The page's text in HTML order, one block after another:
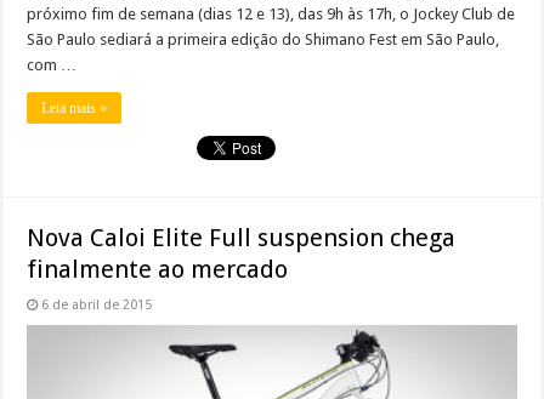
próximo fim de semana (dias 12 e 13), das 9h às 17h, o Jockey Club de
São Paulo sediará a primeira edição do Shimano Fest em São Paulo,
com …
Leia mais »
Nova Caloi Elite Full suspension chega
finalmente ao mercado
6 de abril de 2015